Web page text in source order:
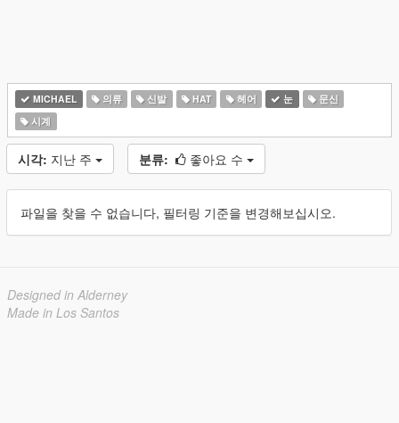
MICHAEL 의류 신발 HAT 헤어 눈
문신
시계
시각: 지난 주 분류: 좋아요 수
파일을 찾을 수 없습니다, 필터링 기준을 변경해보십시오.
Designed in Alderney
Made in Los Santos